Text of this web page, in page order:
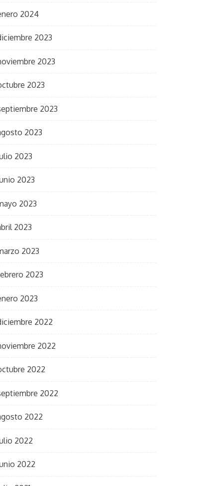
2024
2023
2023
2023
2023
2023
2023
2023
2023
2023
2023
2023
2023
2022
2022
2022
2022
2022
2022
2022